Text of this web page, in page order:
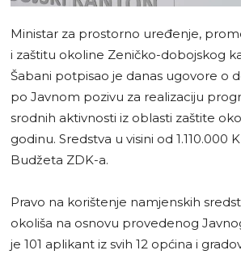
Ministar za prostorno uređenje,
i zaštitu okoline Zeničko-dobojskog
Šabani potpisao je danas ugovore o
po Javnom pozivu za realizaciju
srodnih aktivnosti iz oblasti zaštite
godinu. Sredstva u visini od 1.110.000
Budžeta ZDK-a.
Pravo na korištenje namjenskih
okoliša na osnovu provedenog
je 101 aplikant iz svih 12 općina i